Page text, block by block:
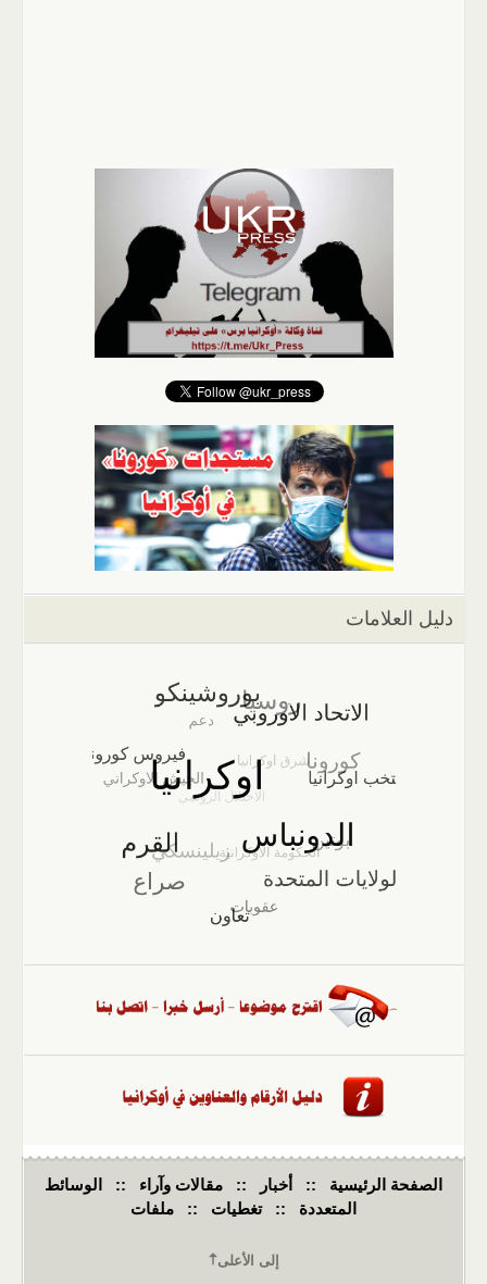
دليل العلامات
الصفحة الرئيسية :: أخبار :: مقالات وآراء ::
الوسائط
المتعددة
:: تغطيات :: ملفات
إلى الأعلى